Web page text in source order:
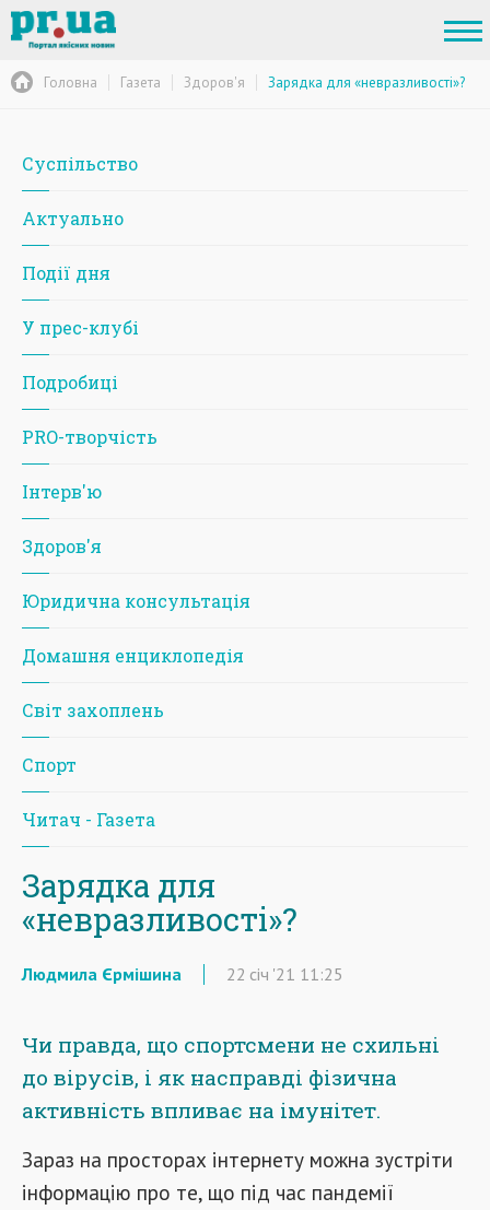
Головна Газета Здоров'я Зарядка для «невразливості»?
Суспільство
Актуально
Події дня
У прес-клубі
Подробиці
PRO-творчість
Iнтерв'ю
Здоров'я
Юридична консультація
Домашня енциклопедія
Світ захоплень
Спорт
Читач - Газета
Зарядка для
«невразливості»?
Людмила Єрмішина 22 січ '21 11:25
Чи правда, що спортсмени не схильні
до вірусів, і як насправді фізична
активність впливає на імунітет.
Зараз на просторах інтернету можна зустріти
інформацію про те, що під час пандемії